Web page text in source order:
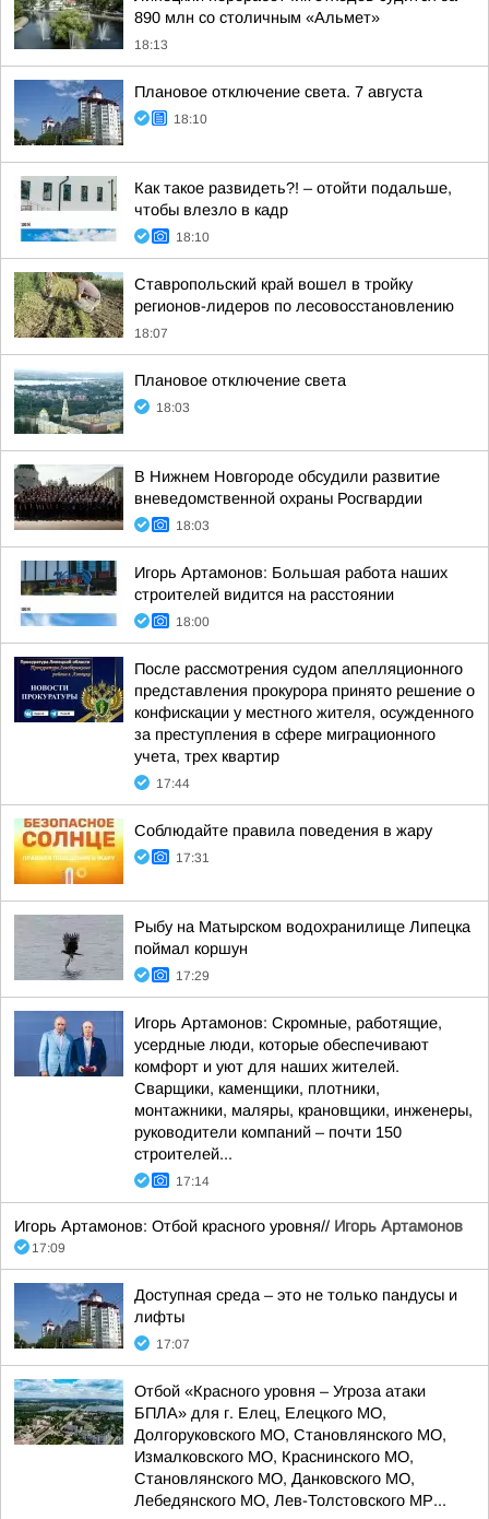
890 млн со столичным «Альмет»
18:13
Плановое отключение света. 7 августа
18:10
Как такое развидеть?! – отойти подальше,
чтобы влезло в кадр
18:10
Ставропольский край вошел в тройку
регионов-лидеров по лесовосстановлению
18:07
Плановое отключение света
18:03
В Нижнем Новгороде обсудили развитие
вневедомственной охраны Росгвардии
18:03
Игорь Артамонов: Большая работа наших
строителей видится на расстоянии
18:00
После рассмотрения судом апелляционного
представления прокурора принято решение о
конфискации у местного жителя, осужденного
за преступления в сфере миграционного
учета, трех квартир
17:44
Соблюдайте правила поведения в жару
17:31
Рыбу на Матырском водохранилище Липецка
поймал коршун
17:29
Игорь Артамонов: Скромные, работящие,
усердные люди, которые обеспечивают
комфорт и уют для наших жителей.
Сварщики, каменщики, плотники,
монтажники, маляры, крановщики, инженеры,
руководители компаний – почти 150
строителей...
17:14
Игорь Артамонов: Отбой красного уровня// Игорь Артамонов
17:09
Доступная среда – это не только пандусы и
лифты
17:07
Отбой «Красного уровня – Угроза атаки
БПЛА» для г. Елец, Елецкого МО,
Долгоруковского МО, Становлянского МО,
Измалковского МО, Краснинского МО,
Становлянского МО, Данковского МО,
Лебедянского МО, Лев-Толстовского МР...